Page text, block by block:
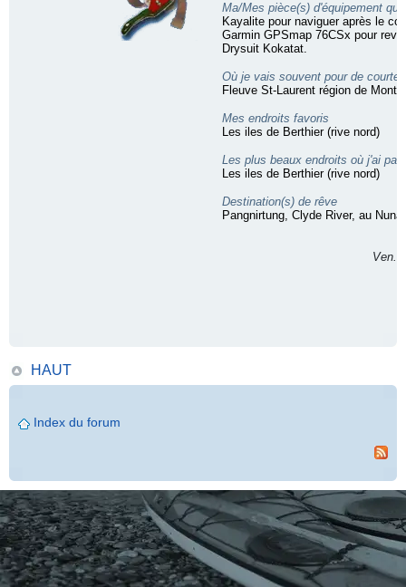
Ma/Mes pièce(s) d'équipement
Kayalite pour naviguer après le
Garmin GPSmap 76CSx pour
Drysuit Kokatat.
Où je vais souvent pour de
Fleuve St-Laurent région de
Mes endroits favoris
Les iles de Berthier (rive nord)
Les plus beaux endroits où j'ai
Les iles de Berthier (rive nord)
Destination(s) de rêve
Pangnirtung, Clyde River, au
Ven.
HAUT
Index du forum